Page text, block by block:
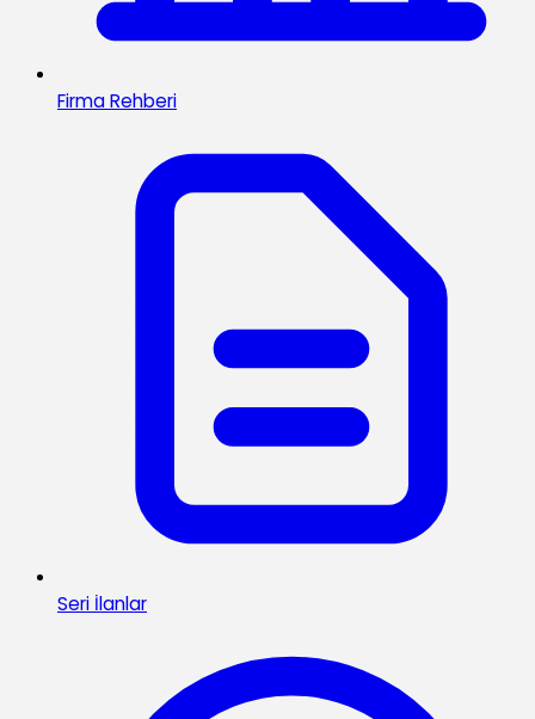
Firma Rehberi
Seri İlanlar